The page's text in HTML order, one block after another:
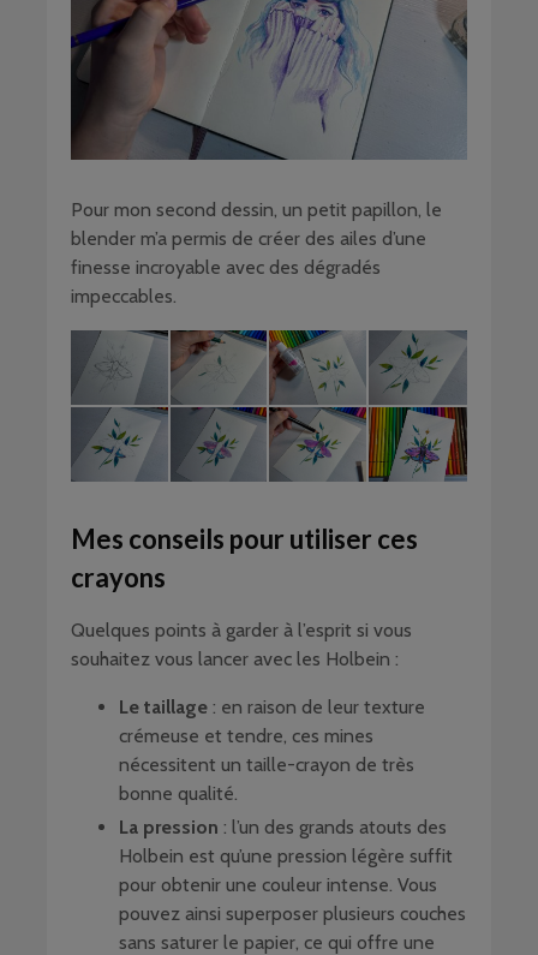
Pour mon second dessin, un petit papillon, le
blender m’a permis de créer des ailes d’une
finesse incroyable avec des dégradés
impeccables.
Mes conseils pour utiliser ces
crayons
Quelques points à garder à l’esprit si vous
souhaitez vous lancer avec les Holbein :
Le taillage : en raison de leur texture
crémeuse et tendre, ces mines
nécessitent un taille-crayon de très
bonne qualité.
La pression : l’un des grands atouts des
Holbein est qu’une pression légère suffit
pour obtenir une couleur intense. Vous
pouvez ainsi superposer plusieurs couches
sans saturer le papier, ce qui offre une